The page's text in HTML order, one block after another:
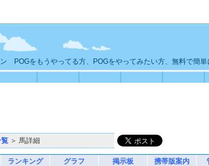
POGをもうやってる方、POGをやってみたい方、無料で簡単
＞ 馬詳細
ランキング グラフ 掲示板 携帯版案内